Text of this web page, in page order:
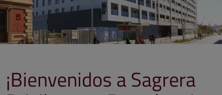
¡Bienvenidos a Sagrera